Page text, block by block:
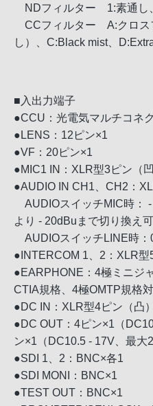
NDフィルター 1:素通し
CCフィルター A:クロス
し）、C:Black mist、
■入出力端子
●CCU：光電気マルチコネ
●LENS：12ピン×1
●VF：20ピン×1
●MIC1 IN：XLR型3ピン（
●AUDIO IN CH1、CH2：
AUDIOスイッチMIC時：
より - 20dBuまで切り換え
AUDIOスイッチLINE時：
●INTERCOM 1、2：XLR型
●EARPHONE：4極ミニジ
CTIA規格、4極OMTP規格対
●DC IN：XLR型4ピン（凸
●DC OUT：4ピン×1（
ン×1（DC10.5 - 17V、最大
●SDI 1、2：BNC×各1
●SDI MONI：BNC×1
●TEST OUT：BNC×1